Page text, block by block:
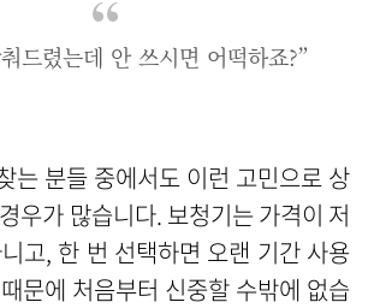
드렸는데 안 쓰시면 어떡하죠?”
는 분들 중에서도 이런 고민으로 상
우가 많습니다. 보청기는 가격이 저
고, 한 번 선택하면 오랜 기간 사용
문에 처음부터 신중할 수밖에 없습